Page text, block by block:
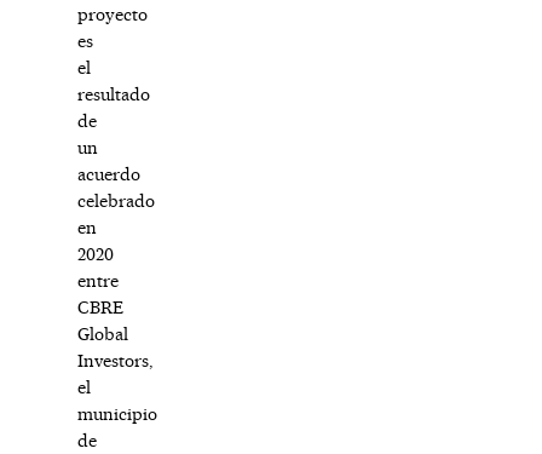
proyecto
es
el
resultado
de
un
acuerdo
celebrado
en
2020
entre
CBRE
Global
Investors,
el
municipio
de